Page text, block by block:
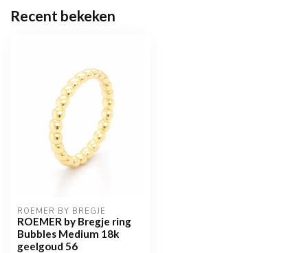
Recent bekeken
ROEMER BY BREGJE
ROEMER by Bregje ring
Bubbles Medium 18k
geelgoud 56